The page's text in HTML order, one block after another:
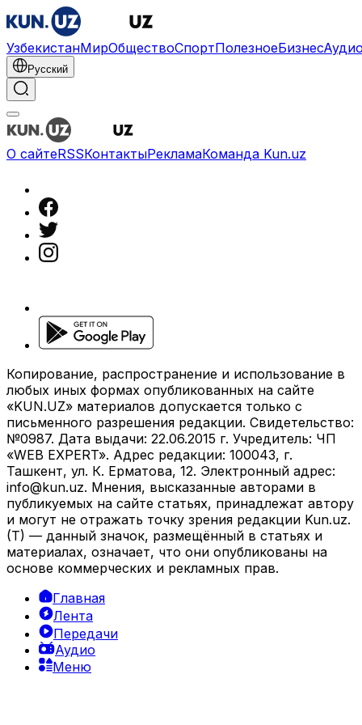
УзбекистанМирОбществоСпортПолезноеБизнес
Русский
О сайтеRSSКонтактыРекламаКоманда Kun.uz
Копирование, распространение и использование в
любых иных формах опубликованных на сайте
«KUN.UZ» материалов допускается только с
письменного разрешения редакции. Свидетельство:
№0987. Дата выдачи: 22.06.2015 г. Учредитель: ЧП
«WEB EXPERT». Адрес редакции: 100043, г.
Ташкент, ул. К. Ерматова, 12. Электронный адрес:
info@kun.uz. Мнения, высказанные авторами в
публикуемых на сайте статьях, принадлежат автору
и могут не отражать точку зрения редакции Kun.uz.
(T) — данный значок, размещённый в статьях и
материалах, означает, что они опубликованы на
основе коммерческих и рекламных прав.
Главная
Лента
Передачи
Аудио
Меню